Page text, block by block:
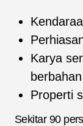
Karya
Properti
Sekitar 90